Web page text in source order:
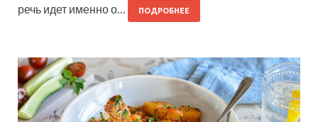
речь идет именно о…
ПОДРОБНЕЕ